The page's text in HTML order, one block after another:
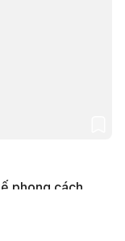
phong cách